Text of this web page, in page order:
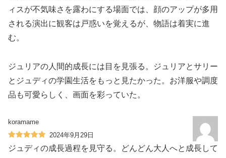
ィスが不気味さを露わにする場面では、顔のアップが多用
される演出に観客は戸惑いを覚えるが、物語は着実に進
む。
ジュリアの人間的成長には目を見張る。ジュリアとサリー
とジュディの学園生活をもっと見たかった。お洋服や調度
品も可愛らしく、画面を彩っていた。
koramame
2024年9月29日
ジュディの成長過程を見守る。どんどん大人へと成長して